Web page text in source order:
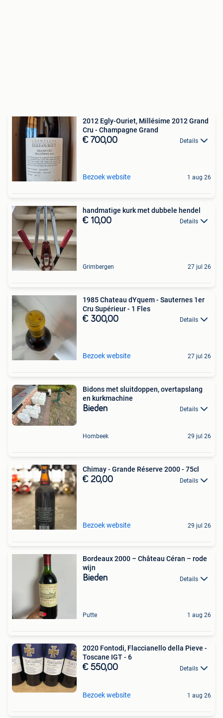
2012 Egly-Ouriet, Millésime 2012 Grand
Cru - Champagne Grand
€ 700,00 Details
Bezoek website 1 aug 26
handmatige kurk met dubbele hendel
€ 10,00 Details
Grimbergen 27 jul 26
1985 Chateau dYquem - Sauternes 1er
Cru Supérieur - 1 Fles
€ 300,00 Details
Bezoek website 27 jul 26
Bidons met sluitdoppen, overtapslang
en kurkmachine
Bieden Details
Hombeek 29 jul 26
Chimay - Grande Réserve 2000 - 75cl
€ 20,00 Details
Bezoek website 29 jul 26
Bordeaux 2000 – Château Céran – rode
wijn
Bieden Details
Putte 1 aug 26
2020 Fontodi, Flaccianello della Pieve -
Toscane IGT - 6
€ 550,00 Details
Bezoek website 1 aug 26